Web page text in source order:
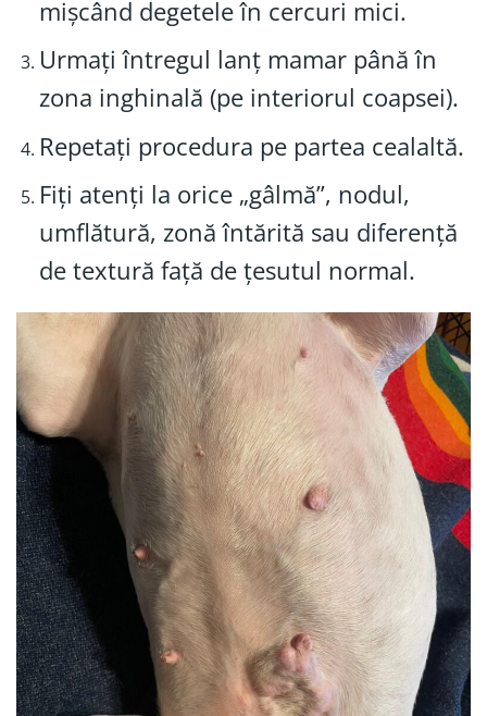
mișcând degetele în cercuri mici.
Urmați întregul lanț mamar până în
zona inghinală (pe interiorul coapsei).
Repetați procedura pe partea cealaltă.
Fiți atenți la orice „gâlmă”, nodul,
umflătură, zonă întărită sau diferență
de textură față de țesutul normal.